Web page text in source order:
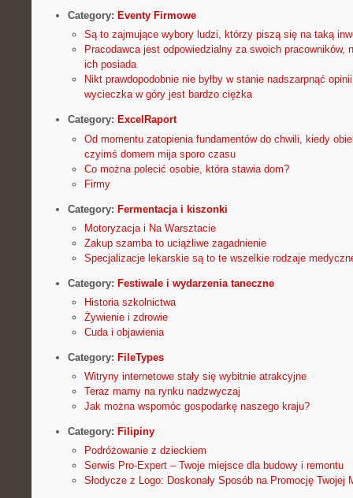
Category: Eventy Firmowe
Są to zajmujące wybory ludzi, którzy piszą się na taką
Pracodawca jest odpowiedzialny za swoich pracowników,
ich posiada
Nikt prawdopodobnie nie byłby w stanie nadszarpnąć
wycieczka w góry jest bardzo ciężka
Category: ExcelRaport
Od momentu zatopienia fundamentów do chwili, kiedy
czyimś domem mija sporo czasu
Co można polecić osobie, która stawia dom?
Firmy
Category: Fermentacja i kiszonki
Motoryzacja i Na Warsztacie
Zakup szamba to uciążliwe zagadnienie
Specjalizacje lekarskie są to te wszelkie rodzaje
Category: Festiwale i wydarzenia taneczne
Historia szkolnictwa
Żywienie i zdrowie
Cuda i objawienia
Category: FileTypes
Witryny internetowe stały się wybitnie atrakcyjne
Teraz mamy na rynku nadzwyczaj
Jak można wspomóc gospodarkę naszego kraju?
Category: Filipiny
Podróżowanie z dzieckiem
Serwis Pro-Expert – Twoje miejsce dla budowy i remontu
Słodycze z Logo: Doskonały Sposób na Promocję Twojej